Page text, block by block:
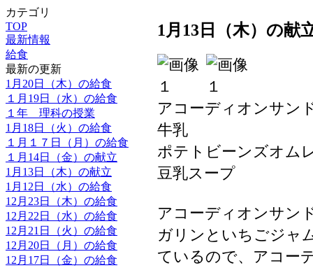
カテゴリ
TOP
最新情報
給食
最新の更新
1月20日（木）の給食
１月19日（水）の給食
１年 理科の授業
1月18日（火）の給食
１月１７日（月）の給食
１月14日（金）の献立
1月13日（木）の献立
1月12日（水）の給食
12月23日（木）の給食
12月22日（水）の給食
12月21日（火）の給食
12月20日（月）の給食
12月17日（金）の給食
1月13日（木）の献
アコーディオンサン
牛乳
ポテトビーンズオム
豆乳スープ
アコーディオンサン
ガリンといちごジャ
ているので、アコー